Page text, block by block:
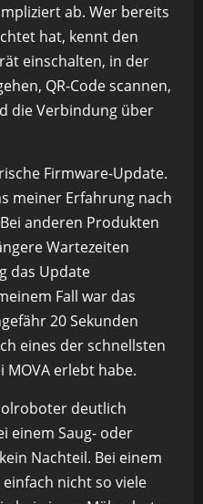
ab. Wer bereits
hat, kennt den
einschalten, in der
QR-Code scannen,
die Verbindung über
Firmware-Update.
meiner Erfahrung nach
anderen Produkten
Wartezeiten
das Update
Fall war das
20 Sekunden
eines der schnellsten
MOVA erlebt habe.
deutlich
einem Saug- oder
Nachteil. Bei einem
nicht so viele